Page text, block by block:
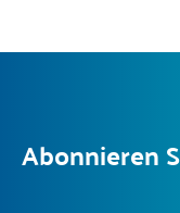
Abonnieren